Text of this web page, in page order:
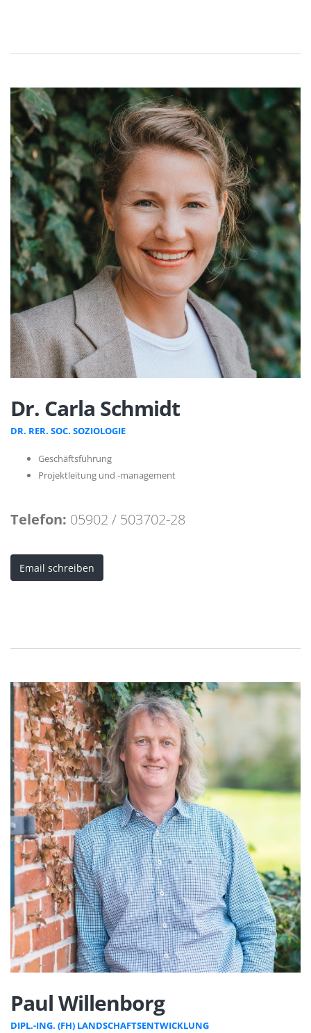
Dr. Carla Schmidt
DR. RER. SOC. SOZIOLOGIE
Geschäftsführung
Projektleitung und -management
Telefon: 05902 / 503702-28
Email schreiben
Paul Willenborg
DIPL.-ING. (FH) LANDSCHAFTSENTWICKLUNG